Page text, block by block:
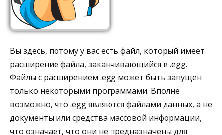
Вы здесь, потому у вас есть файл, который имеет
расширение файла, заканчивающийся в .egg.
Файлы с расширением .egg может быть запущен
только некоторыми программами. Вполне
возможно, что .egg являются файлами данных, а не
документы или средства массовой информации,
что означает, что они не предназначены для